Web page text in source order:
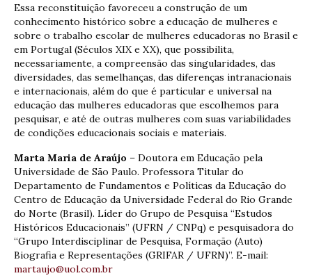
Essa reconstituição favoreceu a construção de um
conhecimento histórico sobre a educação de mulheres e
sobre o trabalho escolar de mulheres educadoras no Brasil e
em Portugal (Séculos XIX e XX), que possibilita,
necessariamente, a compreensão das singularidades, das
diversidades, das semelhanças, das diferenças intranacionais
e internacionais, além do que é particular e universal na
educação das mulheres educadoras que escolhemos para
pesquisar, e até de outras mulheres com suas variabilidades
de condições educacionais sociais e materiais.
Marta Maria de Araújo – Doutora em Educação pela
Universidade de São Paulo. Professora Titular do
Departamento de Fundamentos e Políticas da Educação do
Centro de Educação da Universidade Federal do Rio Grande
do Norte (Brasil). Líder do Grupo de Pesquisa “Estudos
Históricos Educacionais” (UFRN / CNPq) e pesquisadora do
“Grupo Interdisciplinar de Pesquisa, Formação (Auto)
Biografia e Representações (GRIFAR / UFRN)”. E-mail:
martaujo@uol.com.br